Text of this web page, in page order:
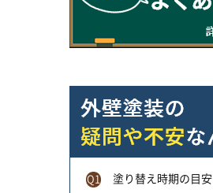
Q1 塗り替え時期の目安